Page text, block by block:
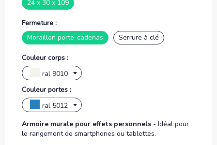
24 x 30 x 109
Fermeture :
Moraillon porte-cadenas
Serrure à clé
Couleur corps :
ral 9010
Couleur portes :
ral 5012
Armoire murale pour effets personnels - Idéal pour
le rangement de smartphones ou tablettes.